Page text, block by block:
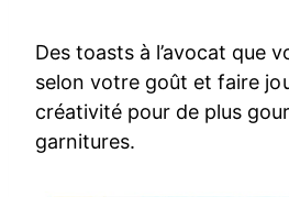
Des toasts à l’avocat que
selon votre goût et faire
créativité pour de plus
garnitures.